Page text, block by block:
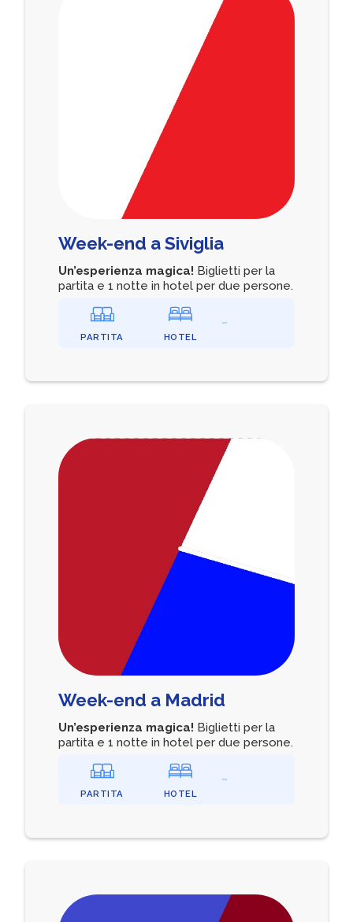
Week-end a Siviglia
Un’esperienza magica! Biglietti per la
partita e 1 notte in hotel per due persone.
PARTITA HOTEL
Week-end a Madrid
Un’esperienza magica! Biglietti per la
partita e 1 notte in hotel per due persone.
PARTITA HOTEL